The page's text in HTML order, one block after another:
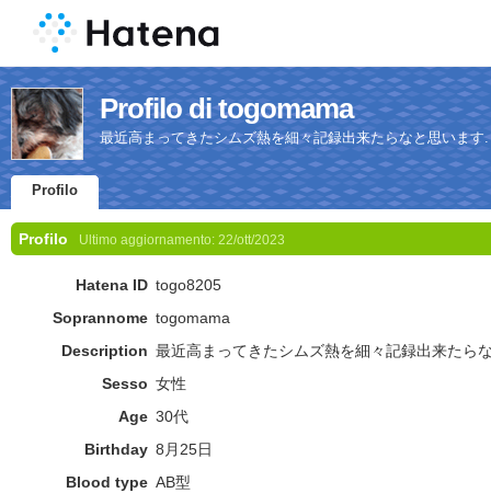
Profilo di togomama
最近高まってきたシムズ熱を細々記録出来たらなと思います.
Profilo
Profilo Ultimo aggiornamento: 22/ott/2023
Hatena ID togo8205
Soprannome togomama
Description 最近高まってきたシムズ熱を細々記録出来たら
Sesso 女性
Age 30代
Birthday 8月25日
Blood type AB型